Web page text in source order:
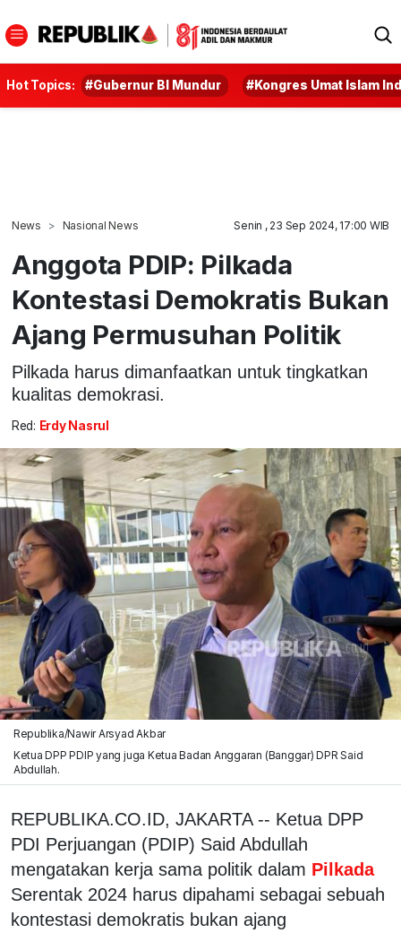
Hot Topics: #Gubernur BI Mundur #Kongres Umat Islam
News Nasional News Senin , 23 Sep 2024, 17:00 WIB
Anggota PDIP: Pilkada
Kontestasi Demokratis Bukan
Ajang Permusuhan Politik
Pilkada harus dimanfaatkan untuk tingkatkan
kualitas demokrasi.
Red: Erdy Nasrul
Republika/Nawir Arsyad Akbar
Ketua DPP PDIP yang juga Ketua Badan Anggaran (Banggar) DPR Said
Abdullah.
REPUBLIKA.CO.ID, JAKARTA -- Ketua DPP
PDI Perjuangan (PDIP) Said Abdullah
mengatakan kerja sama politik dalam Pilkada
Serentak 2024 harus dipahami sebagai sebuah
kontestasi demokratis bukan ajang